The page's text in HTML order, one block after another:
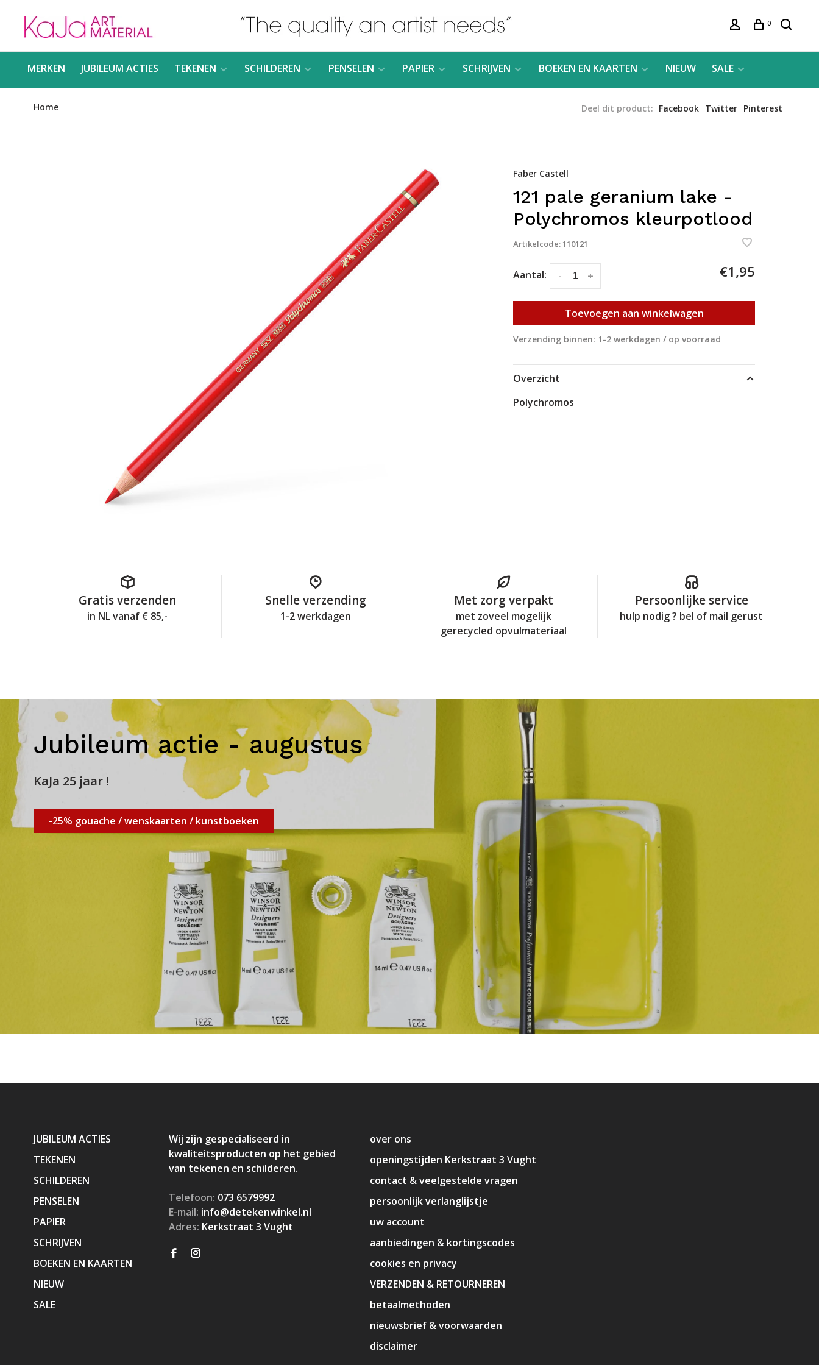
0
MERKEN JUBILEUM ACTIES TEKENEN SCHILDEREN PENSELEN PAPIER SCHRIJVEN BOEKEN EN KAARTEN NIEUW SALE
Home Deel dit product: Facebook Twitter Pinterest
Faber Castell
121 pale geranium lake -
Polychromos kleurpotlood
Artikelcode:110121
Aantal: +
- €1,95
Toevoegen aan winkelwagen
Verzending binnen: 1-2 werkdagen / op voorraad
Overzicht
Polychromos
Gratis verzenden
in NL vanaf € 85,-
Snelle verzending
1-2 werkdagen
Met zorg verpakt
met zoveel mogelijk
gerecycled opvulmateriaal
Persoonlijke service
hulp nodig ? bel of mail gerust
Jubileum actie - augustus
KaJa 25 jaar !
-25% gouache / wenskaarten / kunstboeken
JUBILEUM ACTIES
TEKENEN
SCHILDEREN
PENSELEN
PAPIER
SCHRIJVEN
BOEKEN EN KAARTEN
NIEUW
SALE
Wij zijn gespecialiseerd in
kwaliteitsproducten op het gebied
van tekenen en schilderen.
Telefoon: 073 6579992
E-mail: info@detekenwinkel.nl
Adres: Kerkstraat 3 Vught
over ons
openingstijden Kerkstraat 3 Vught
contact & veelgestelde vragen
persoonlijk verlanglijstje
uw account
aanbiedingen & kortingscodes
cookies en privacy
VERZENDEN & RETOURNEREN
betaalmethoden
nieuwsbrief & voorwaarden
disclaimer